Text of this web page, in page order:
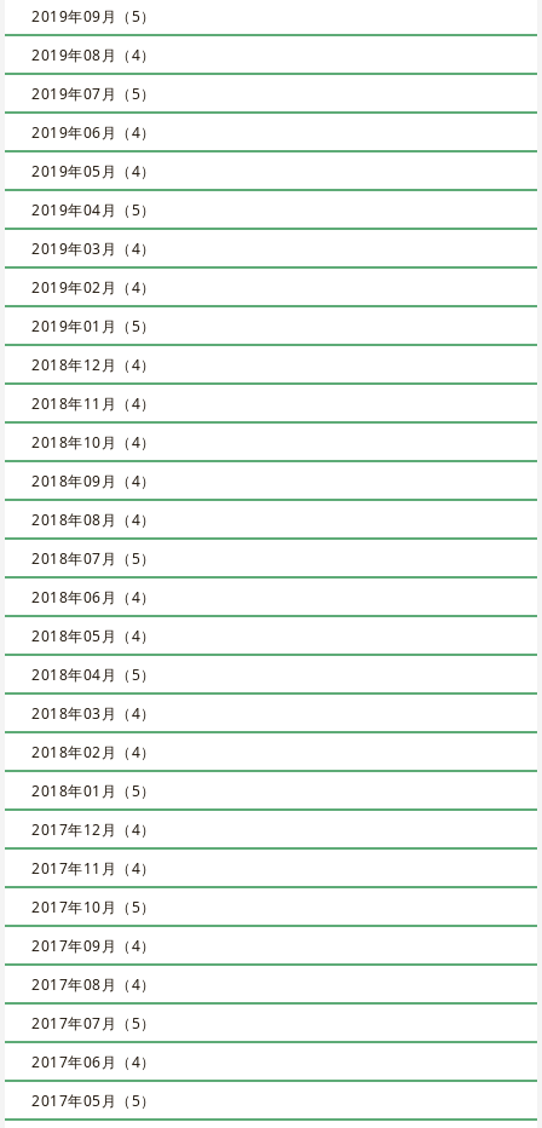
2019年09月（5）
2019年08月（4）
2019年07月（5）
2019年06月（4）
2019年05月（4）
2019年04月（5）
2019年03月（4）
2019年02月（4）
2019年01月（5）
2018年12月（4）
2018年11月（4）
2018年10月（4）
2018年09月（4）
2018年08月（4）
2018年07月（5）
2018年06月（4）
2018年05月（4）
2018年04月（5）
2018年03月（4）
2018年02月（4）
2018年01月（5）
2017年12月（4）
2017年11月（4）
2017年10月（5）
2017年09月（4）
2017年08月（4）
2017年07月（5）
2017年06月（4）
2017年05月（5）